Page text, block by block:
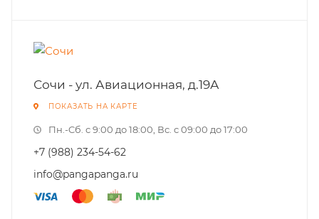
Сочи - ул. Авиационная, д.19А
ПОКАЗАТЬ НА КАРТЕ
Пн.-Cб. с 9:00 до 18:00, Вс. с 09:00 до 17:00
+7 (988) 234-54-62
info@pangapanga.ru